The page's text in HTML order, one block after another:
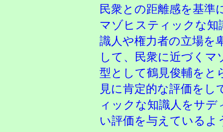
民衆との距離感を基準
マゾヒスティックな知
識人や権力者の立場を
して、民衆に近づく
型として鶴見俊輔をと
見に肯定的な評価を
ィックな知識人をサ
い評価を与えているよ